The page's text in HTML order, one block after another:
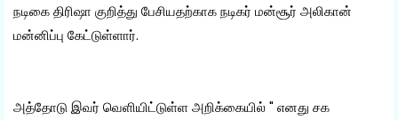
நடிகை திரிஷா குறித்து பேசியதற்காக நடிகர் மன்சூர் அலிகான்
மன்னிப்பு கேட்டுள்ளார்.
அத்தோடு இவர் வெளியிட்டுள்ள அறிக்கையில் " எனது சக